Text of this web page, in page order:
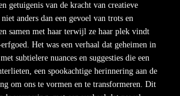
getuigenis van de kracht van creatieve
anders dan een gevoel van trots en
samen met haar terwijl ze haar plek vindt
Het was een verhaal dat geheimen in
subtielere nuances en suggesties die een
een spookachtige herinnering aan de
om ons te vormen en te transformeren. Dit